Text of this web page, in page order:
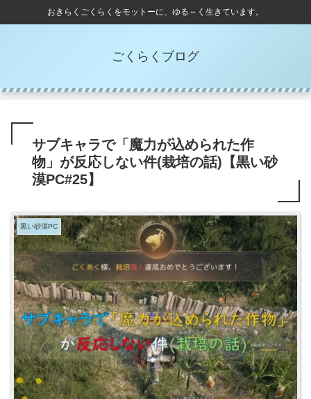
おきらくごくらくをモットーに、ゆる～く生きています。
ごくらくブログ
サブキャラで「魔力が込められた作
物」が反応しない件(栽培の話)【黒い砂
漠PC#25】
黒い砂漠PC